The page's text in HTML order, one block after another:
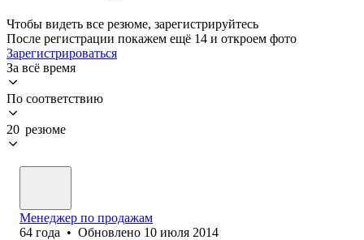
Чтобы видеть все резюме, зарегистрируйтесь
После регистрации покажем ещё 14 и откроем фото
Зарегистрироваться
За всё время
По соответствию
20 резюме
Менеджер по продажам
64 года • Обновлено 10 июля 2014